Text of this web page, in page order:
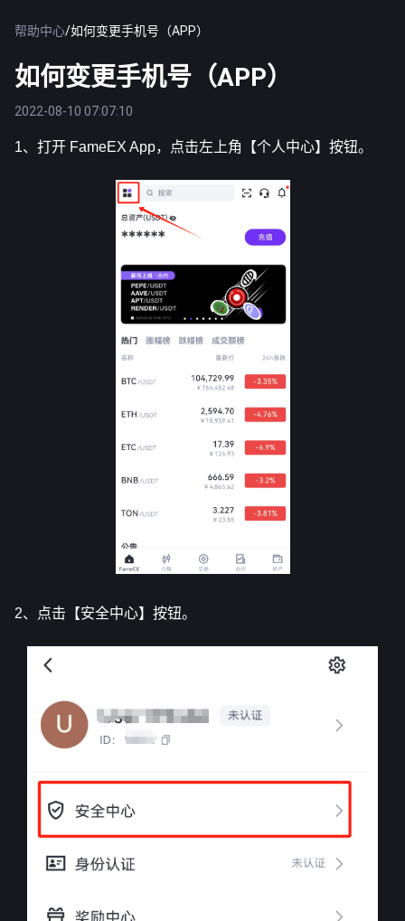
帮助中心/如何变更手机号（APP）
如何变更手机号（APP）
2022-08-10 07:07:10
1、打开 FameEX App，点击左上角【个人中心】按钮。
2、点击【安全中心】按钮。